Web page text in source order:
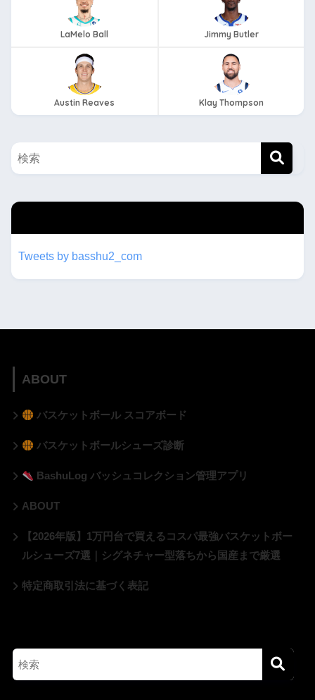
LaMelo Ball Jimmy Butler
Austin Reaves Klay Thompson
Tweets by basshu2_com
ABOUT
バスケットボール スコアボード
バスケットボールシューズ診断
BashuLog バッシュコレクション管理アプリ
ABOUT
【2026年版】1万円台で買えるコスパ最強バスケットボー
ルシューズ7選｜シグネチャー型落ちから国産まで厳選
特定商取引法に基づく表記